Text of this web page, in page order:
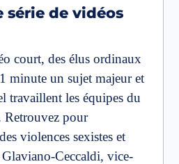
série de vidéos
court, des élus ordinaux
minute un sujet majeur et
travaillent les équipes du
pour
violences sexistes et
Ceccaldi, vice-